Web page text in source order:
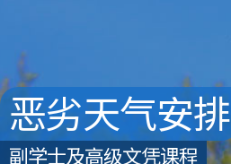
恶劣天气安排
副学士及高级文凭课程